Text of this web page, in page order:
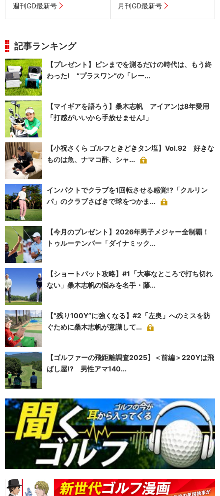
週刊GD最新号 月刊GD最新号
記事ランキング
【プレゼント】ピンまでを測るだけの時代は、もう終
わった! “プラスワン”の「レー...
【マイギアを語ろう】桑木志帆 アイアンは8年愛用
「打感がいいから手放せません!」
【小祝さくら ゴルフときどきタン塩】Vol.92 好きな
ものは魚、ナマコ酢、シャ...
インパクトでクラブを1回転させる感覚!?「クルリン
パ」のクラブさばきで球をつかま...
【今月のプレゼント】2026年男子メジャー全制覇！
トゥルーテンパー「ダイナミック...
【ショートパット攻略】#1「大事なところで打ち切れ
ない」桑木志帆の悩みを名手・藤...
【“残り100Y”に強くなる】#2「左奥」へのミスを防
ぐために桑木志帆が意識して...
【ゴルファーの飛距離調査2025】＜前編＞220Yは飛
ばし屋!? 男性アマ140...